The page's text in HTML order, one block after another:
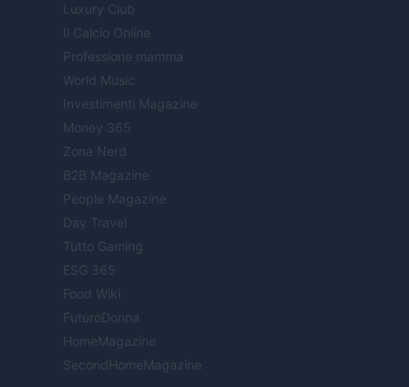
Luxury Club
Il Calcio Online
Professione mamma
World Music
Investimenti Magazine
Money 365
Zona Nerd
B2B Magazine
People Magazine
Day Travel
Tutto Gaming
ESG 365
Food Wiki
FuturoDonna
HomeMagazine
SecondHomeMagazine